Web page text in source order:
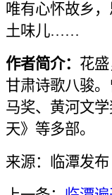
唯有心怀故乡
土味儿……
作者简介： 花
甘肃诗歌八骏
马奖、黄河文
天》等多部。
来源：临潭发布